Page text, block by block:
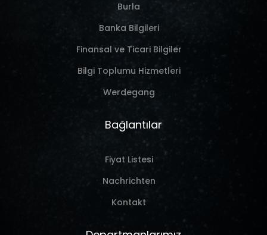
Burla
Banka Bilgileri
Finansal ve Ticari Bilgiler
Bilgi Toplumu Hizmetleri
Werdegang
Bağlantılar
Fiyat Listesi
Nachrichten
Kontakt